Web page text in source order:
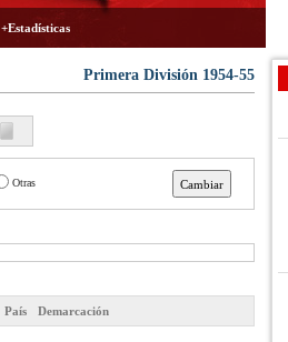
+Estadísticas
Primera División 1954-55
Otras
País Demarcación